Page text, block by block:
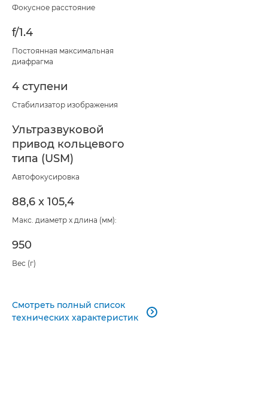
Фокусное расстояние
f/1.4
Постоянная максимальная
диафрагма
4 ступени
Стабилизатор изображения
Ультразвуковой
привод кольцевого
типа (USM)
Автофокусировка
88,6 x 105,4
Макс. диаметр x длина (мм):
950
Вес (г)
Смотреть полный список
технических характеристик
